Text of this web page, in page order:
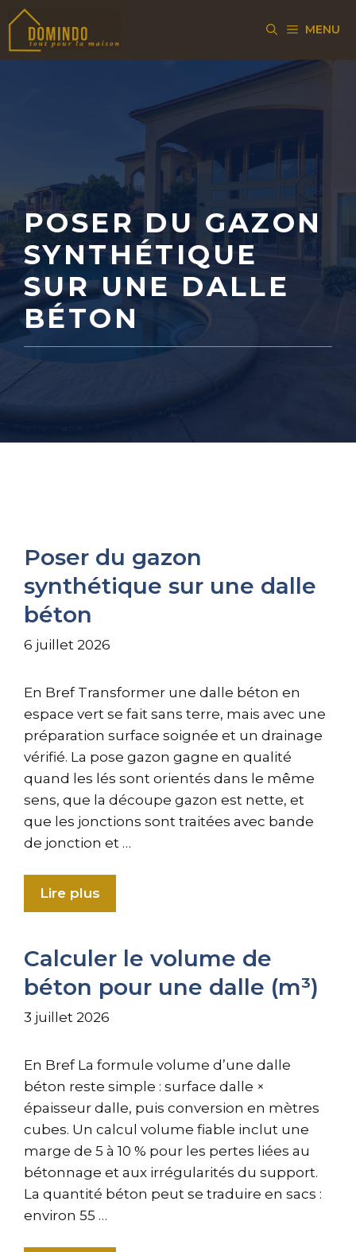
Aller
contenu
MENU
POSER DU GAZON
SYNTHÉTIQUE
SUR UNE DALLE
BÉTON
Poser du gazon
synthétique sur une dalle
béton
6 juillet 2026
En Bref Transformer une dalle béton en
espace vert se fait sans terre, mais avec une
préparation surface soignée et un drainage
vérifié. La pose gazon gagne en qualité
quand les lés sont orientés dans le même
sens, que la découpe gazon est nette, et
que les jonctions sont traitées avec bande
de jonction et …
Lire plus
Calculer le volume de
béton pour une dalle (m³)
3 juillet 2026
En Bref La formule volume d’une dalle
béton reste simple : surface dalle ×
épaisseur dalle, puis conversion en mètres
cubes. Un calcul volume fiable inclut une
marge de 5 à 10 % pour les pertes liées au
bétonnage et aux irrégularités du support.
La quantité béton peut se traduire en sacs :
environ 55 …